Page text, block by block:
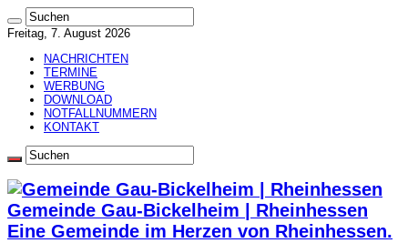
Freitag, 7. August 2026
NACHRICHTEN
TERMINE
WERBUNG
DOWNLOAD
NOTFALLNUMMERN
KONTAKT
Gemeinde Gau-Bickelheim | Rheinhessen
Eine Gemeinde im Herzen von Rheinhessen.